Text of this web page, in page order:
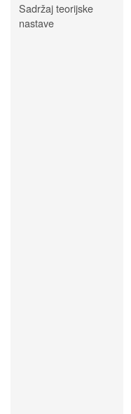
Sadržaj teorijske
nastave